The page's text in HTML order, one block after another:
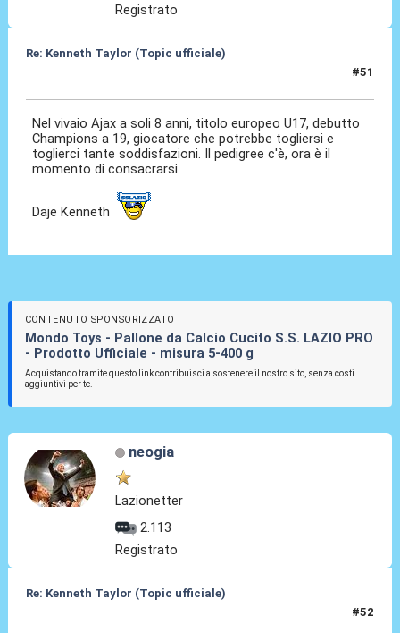
Registrato
Re: Kenneth Taylor (Topic ufficiale)
#51
Nel vivaio Ajax a soli 8 anni, titolo europeo U17, debutto
Champions a 19, giocatore che potrebbe togliersi e
toglierci tante soddisfazioni. Il pedigree c'è, ora è il
momento di consacrarsi.
Daje Kenneth
CONTENUTO SPONSORIZZATO
Mondo Toys - Pallone da Calcio Cucito S.S. LAZIO PRO
- Prodotto Ufficiale - misura 5-400 g
Acquistando tramite questo link contribuisci a sostenere il nostro sito, senza costi
aggiuntivi per te.
neogia
Lazionetter
2.113
Registrato
Re: Kenneth Taylor (Topic ufficiale)
#52